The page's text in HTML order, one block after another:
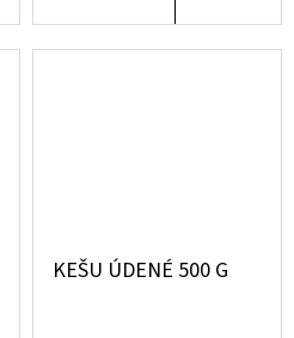
KEŠU ÚDENÉ 500 G